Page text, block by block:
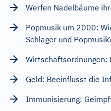
Werfen Nadelbäume
Popmusik um 2000:
Schlager und
Geld: Beeinflusst die
Immunisierung: